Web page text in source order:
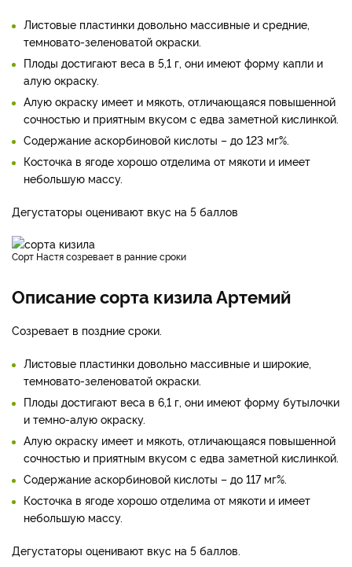
Листовые пластинки довольно массивные и средние,
темновато-зеленоватой окраски.
Плоды достигают веса в 5,1 г, они имеют форму капли и
алую окраску.
Алую окраску имеет и мякоть, отличающаяся повышенной
сочностью и приятным вкусом с едва заметной кислинкой.
Содержание аскорбиновой кислоты – до 123 мг%.
Косточка в ягоде хорошо отделима от мякоти и имеет
небольшую массу.
Дегустаторы оценивают вкус на 5 баллов
Сорт Настя созревает в ранние сроки
Описание сорта кизила Артемий
Созревает в поздние сроки.
Листовые пластинки довольно массивные и широкие,
темновато-зеленоватой окраски.
Плоды достигают веса в 6,1 г, они имеют форму бутылочки
и темно-алую окраску.
Алую окраску имеет и мякоть, отличающаяся повышенной
сочностью и приятным вкусом с едва заметной кислинкой.
Содержание аскорбиновой кислоты – до 117 мг%.
Косточка в ягоде хорошо отделима от мякоти и имеет
небольшую массу.
Дегустаторы оценивают вкус на 5 баллов.